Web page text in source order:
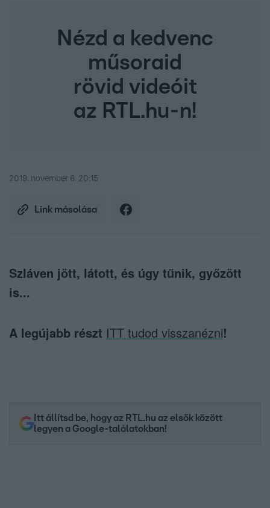
Nézd a kedvenc
műsoraid
rövid videóit
az RTL.hu-n!
2019. november 6. 20:15
Link másolása
Szláven jött, látott, és úgy tűnik, győzött
is...
A legújabb részt ITT tudod visszanézni!
Itt állítsd be, hogy az RTL.hu az elsők között
legyen a Google-találatokban!